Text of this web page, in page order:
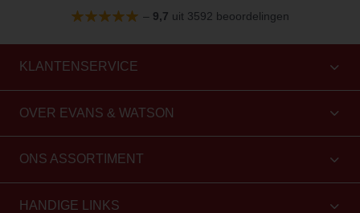
– 9,7 uit 3592 beoordelingen
KLANTENSERVICE
OVER EVANS & WATSON
ONS ASSORTIMENT
HANDIGE LINKS